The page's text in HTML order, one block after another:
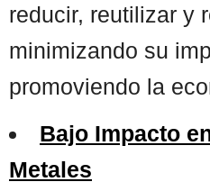
reducir, reutilizar y
minimizando su
promoviendo la
Bajo Impacto
Metales